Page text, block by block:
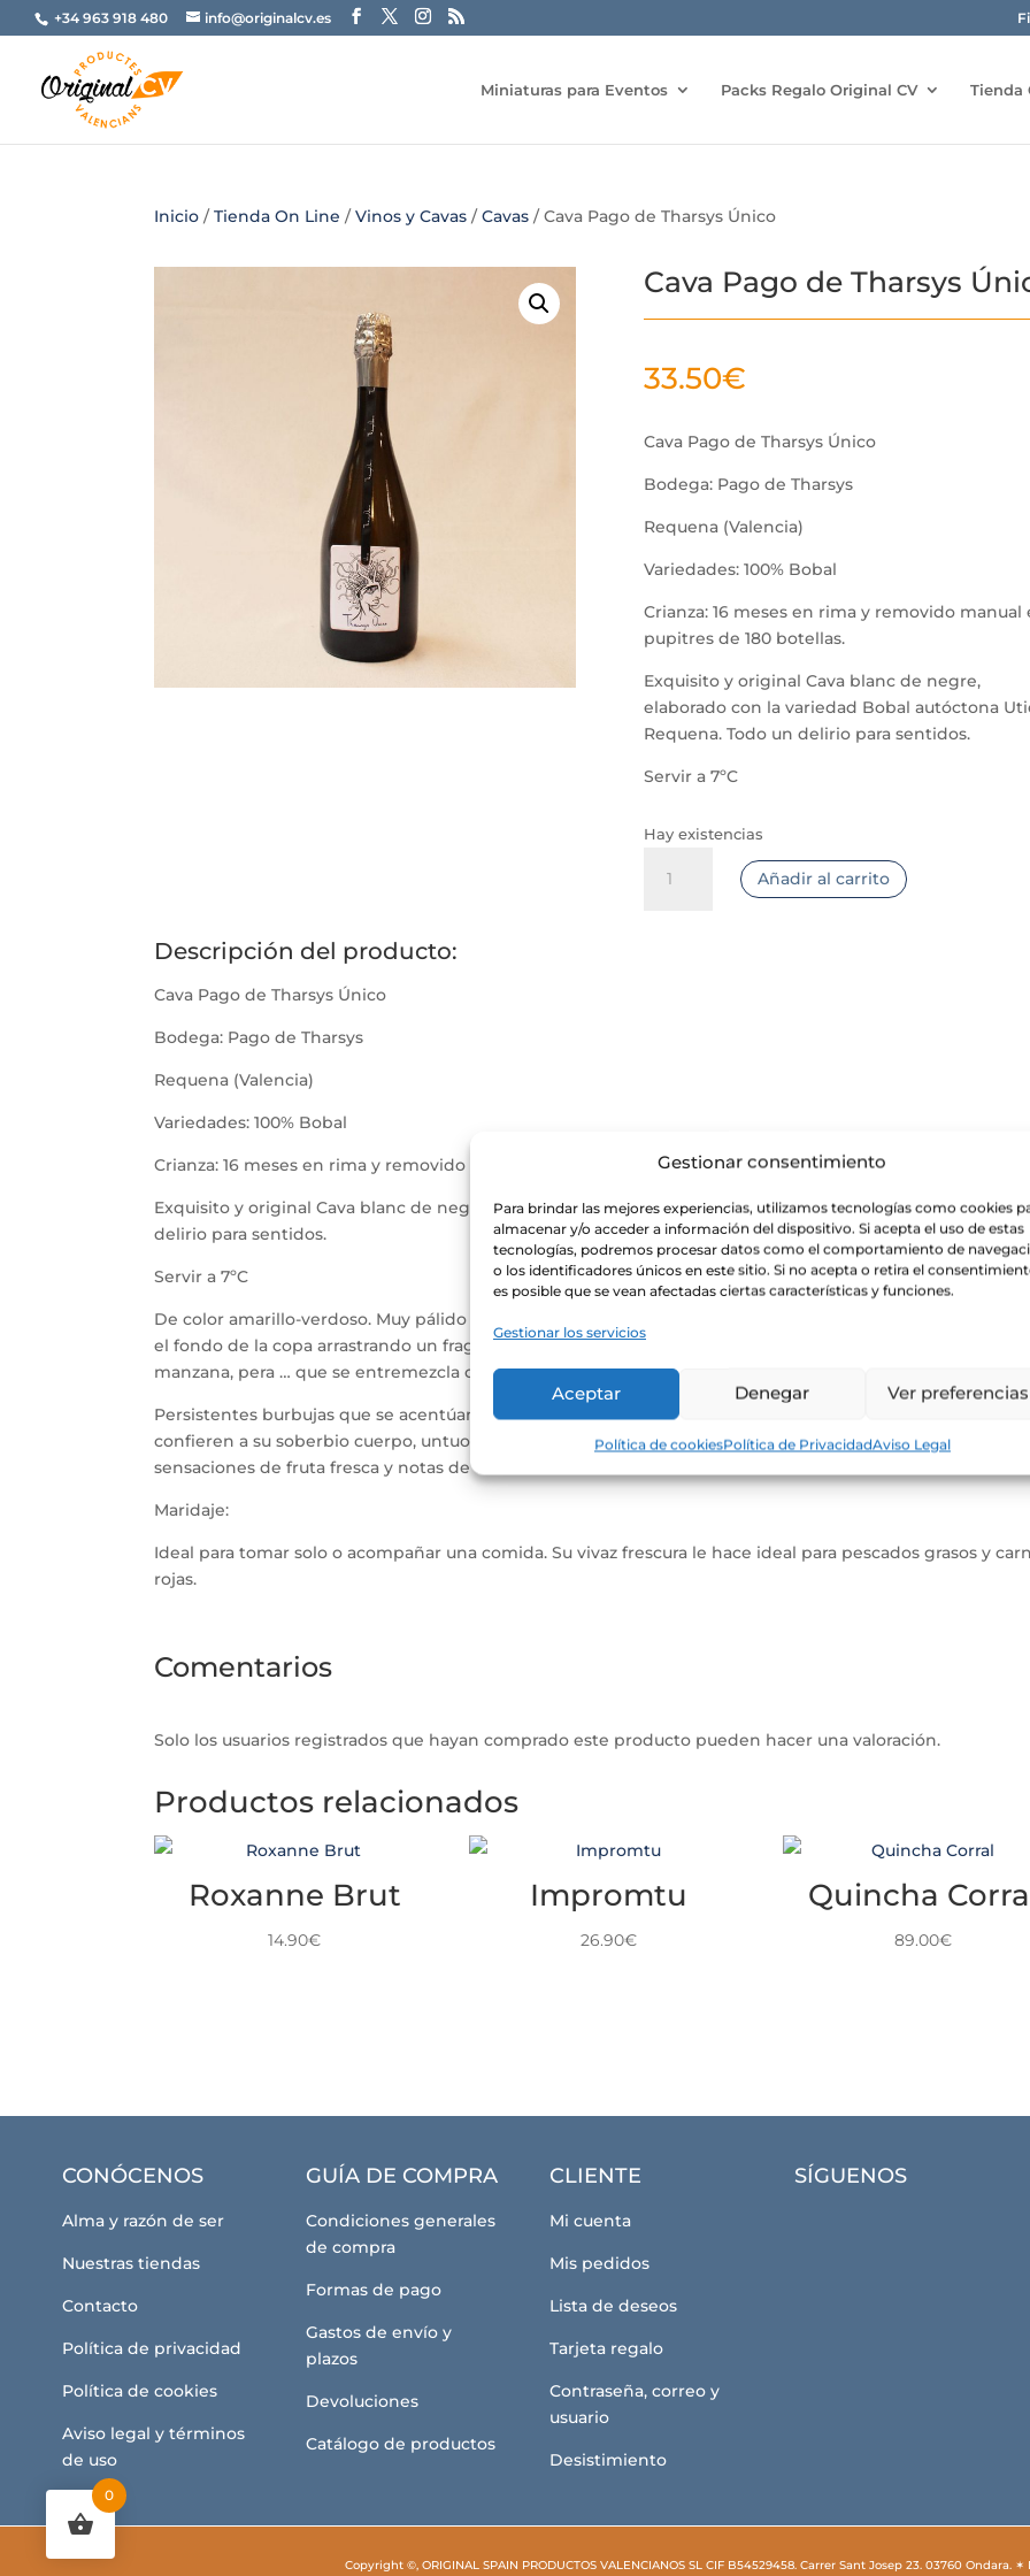
Gestionar consentimiento
Para brindar las mejores experiencias, utilizamos tecnologías como cookies
almacenar y/o acceder a información del dispositivo. Si acepta el uso de estas
tecnologías, podremos procesar datos como el comportamiento de
o los identificadores únicos en este sitio. Si no acepta o retira el
es posible que se vean afectadas ciertas características y funciones.
Gestionar los servicios
Aceptar Denegar Ver preferencias
Política de cookiesPolítica de PrivacidadAviso Legal
+34 963 918 480 info@originalcv.es
Miniaturas para Eventos Packs Regalo Original CV Tienda
Inicio /Tienda On Line /Vinos y Cavas /Cavas / Cava Pago de Tharsys Único
Cava Pago de Tharsys
33.50€
Cava Pago de Tharsys Único
Bodega: Pago de Tharsys
Requena (Valencia)
Variedades: 100% Bobal
Crianza: 16 meses en rima y removido manual
pupitres de 180 botellas.
Exquisito y original Cava blanc de negre,
elaborado con la variedad Bobal autóctona
Requena. Todo un delirio para sentidos.
Servir a 7ºC
Hay existencias
Pago
Añadir al carrito
Descripción del producto:
Cava Pago de Tharsys Único
Bodega: Pago de Tharsys
Requena (Valencia)
Variedades: 100% Bobal
Crianza: 16 meses en rima y removido manual en pupitres de 180 botellas.
Exquisito y original Cava blanc de negre, elaborado con la variedad Bobal autóctona Utiel-Requena. Todo
delirio para sentidos.
Servir a 7ºC
De color amarillo-verdoso. Muy pálido y brillante, con finas y abundantes burbujas, que se desprenden
el fondo de la copa arrastrando un fragante y delicado aroma a fruta mediterránea, albericoque, níspero,
manzana, pera … que se entremezcla con unos sutiles lácteos, almendras tostadas y flores blancas.
Persistentes burbujas que se acentúan de una manera especial en boca, donde junto a su excelente
confieren a su soberbio cuerpo, untuosidad y frescura y un largo y sabroso final que nos recrea con
sensaciones de fruta fresca y notas de exóticos cítricos.
Maridaje:
Ideal para tomar solo o acompañar una comida. Su vivaz frescura le hace ideal para pescados grasos y
rojas.
Comentarios
Solo los usuarios registrados que hayan comprado este producto pueden hacer una valoración.
Productos relacionados
Roxanne Brut
14.90€
Impromtu
26.90€
Quincha
89.00€
CONÓCENOS
Alma y razón de ser
Nuestras tiendas
Contacto
Política de privacidad
Política de cookies
Aviso legal y términos
de uso
GUÍA DE COMPRA
Condiciones generales
de compra
Formas de pago
Gastos de envío y
plazos
Devoluciones
Catálogo de productos
CLIENTE
Mi cuenta
Mis pedidos
Lista de deseos
Tarjeta regalo
Contraseña, correo y
usuario
Desistimiento
SÍGUENOS
Copyright ©, ORIGINAL SPAIN PRODUCTOS VALENCIANOS SL CIF B54529458. Carrer Sant Josep 23. 03760 Ondara.
0